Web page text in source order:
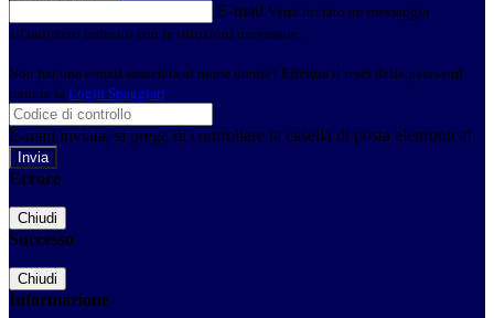
E-mail Verrà inviato un messaggio
all'indirizzo indicato con le istruzioni necessarie.
Non hai una e-mail associata al nome utente? Effettua il reset della password
tramite la Login Spaggiari
E-mail inviata, si prega di controllare la casella di posta elettronica!
Errore
Chiudi
Successo
Chiudi
Informazione